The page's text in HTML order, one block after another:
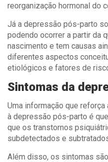
reorganização hormonal do
Já a depressão pós-parto
podendo ocorrer a partir da
nascimento e tem causas
diferentes aspectos
etiológicos e fatores de
Sintomas da
Uma informação que
à depressão pós-parto é
que os transtornos
subdetectados e
Além disso, os sintomas